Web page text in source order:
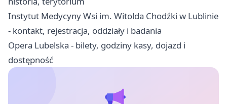
Instytut Medycyny Wsi im. Witolda Chodźki w Lublinie
- kontakt, rejestracja, oddziały i badania
Opera Lubelska - bilety, godziny kasy, dojazd i
dostępność